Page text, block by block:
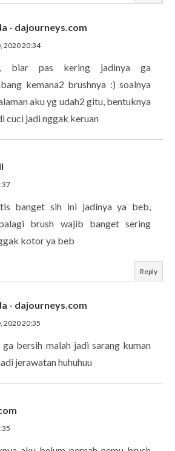
- dajourneys.com
2020 20:34
biar pas kering jadinya ga
kemana2 brushnya :) soalnya
aku yg udah2 gitu, bentuknya
cuci jadi nggak keruan
banget sih ini jadinya ya beb,
brush wajib banget sering
kotor ya beb
Reply
- dajourneys.com
2020 20:35
ga bersih malah jadi sarang kuman
jerawatan huhuhuu